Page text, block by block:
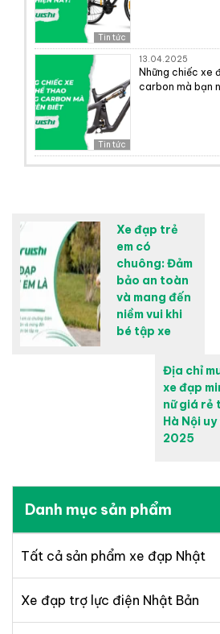
Tin tức
Tin tức
13.04.2025
Những chiếc xe
carbon mà bạn
Xe đạp trẻ
em có
chuông: Đảm
bảo an toàn
và mang đến
niềm vui khi
bé tập xe
Địa chỉ
xe đạp
nữ giá rẻ
Hà Nội
2025
Danh mục sản phẩm
Tất cả sản phẩm xe đạp Nhật
Xe đạp trợ lực điện Nhật Bản